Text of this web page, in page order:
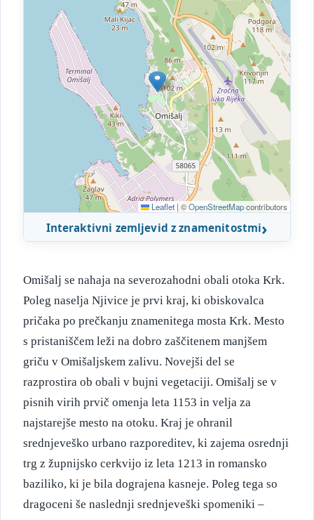
Leaflet |©OpenStreetMapcontributors
Interaktivni zemljevid z znamenitostmi
Omišalj se nahaja na severozahodni obali otoka Krk.
Poleg naselja Njivice je prvi kraj, ki obiskovalca
pričaka po prečkanju znamenitega mosta Krk. Mesto
s pristaniščem leži na dobro zaščitenem manjšem
griču v Omišaljskem zalivu. Novejši del se
razprostira ob obali v bujni vegetaciji. Omišalj se v
pisnih virih prvič omenja leta 1153 in velja za
najstarejše mesto na otoku. Kraj je ohranil
srednjeveško urbano razporeditev, ki zajema osrednji
trg z župnijsko cerkvijo iz leta 1213 in romansko
baziliko, ki je bila dograjena kasneje. Poleg tega so
dragoceni še naslednji srednjeveški spomeniki –